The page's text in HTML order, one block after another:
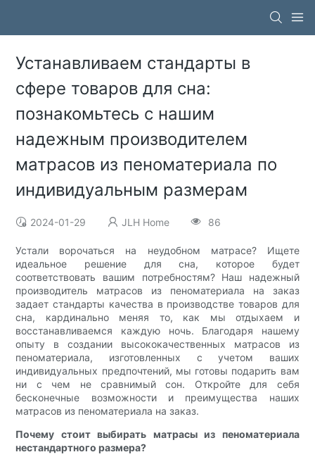
Устанавливаем стандарты в
сфере товаров для сна:
познакомьтесь с нашим
надежным производителем
матрасов из пеноматериала по
индивидуальным размерам
2024-01-29 JLH Home 86
Устали ворочаться на неудобном матрасе? Ищете
идеальное решение для сна, которое будет
соответствовать вашим потребностям? Наш надежный
производитель матрасов из пеноматериала на заказ
задает стандарты качества в производстве товаров для
сна, кардинально меняя то, как мы отдыхаем и
восстанавливаемся каждую ночь. Благодаря нашему
опыту в создании высококачественных матрасов из
пеноматериала, изготовленных с учетом ваших
индивидуальных предпочтений, мы готовы подарить вам
ни с чем не сравнимый сон. Откройте для себя
бесконечные возможности и преимущества наших
матрасов из пеноматериала на заказ.
Почему стоит выбирать матрасы из пеноматериала
нестандартного размера?